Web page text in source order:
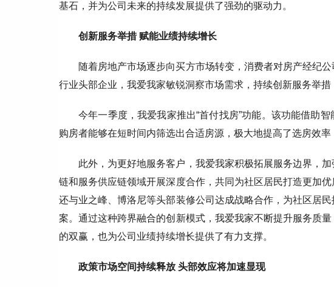
基石，并为公司未来的持续发展提供了强劲的驱动力。
创新服务举措 赋能业绩持续增长
随着房地产市场逐步向买方市场转变，消费者对房产经纪
行业头部企业，我爱我家敏锐洞察市场需求，持续创新服务举措
今年一季度，我爱我家推出“首付找房”功能。该功能借助
购房者能够在短时间内筛选出合适房源，极大地提高了选房效率
此外，为更好地服务客户，我爱我家积极拓展服务边界，
链和服务供应链领域开展深度合作，共同为社区居民打造更加
还与业之峰、博洛尼等头部装修公司达成战略合作，为社区居
案。通过这种跨界融合的创新模式，我爱我家不断提升服务质
的双赢，也为公司业绩持续增长提供了有力支撑。
政策市场空间持续释放 头部效应将加速显现